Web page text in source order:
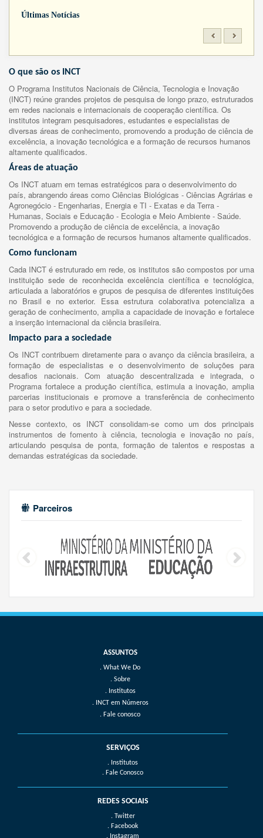
Últimas Notícias
O que são os INCT
O Programa Institutos Nacionais de Ciência, Tecnologia e Inovação
(INCT) reúne grandes projetos de pesquisa de longo prazo, estruturados
em redes nacionais e internacionais de cooperação científica. Os
institutos integram pesquisadores, estudantes e especialistas de
diversas áreas de conhecimento, promovendo a produção de ciência de
excelência, a inovação tecnológica e a formação de recursos humanos
altamente qualificados.
Áreas de atuação
Os INCT atuam em temas estratégicos para o desenvolvimento do
país, abrangendo áreas como Ciências Biológicas - Ciências Agrárias e
Agronegócio - Engenharias, Energia e TI - Exatas e da Terra -
Humanas, Sociais e Educação - Ecologia e Meio Ambiente - Saúde.
Promovendo a produção de ciência de excelência, a inovação
tecnológica e a formação de recursos humanos altamente qualificados.
Como funcionam
Cada INCT é estruturado em rede, os institutos são compostos por uma
instituição sede de reconhecida excelência científica e tecnológica,
articulada a laboratórios e grupos de pesquisa de diferentes instituições
no Brasil e no exterior. Essa estrutura colaborativa potencializa a
geração de conhecimento, amplia a capacidade de inovação e fortalece
a inserção internacional da ciência brasileira.
Impacto para a sociedade
Os INCT contribuem diretamente para o avanço da ciência brasileira, a
formação de especialistas e o desenvolvimento de soluções para
desafios nacionais. Com atuação descentralizada e integrada, o
Programa fortalece a produção científica, estimula a inovação, amplia
parcerias institucionais e promove a transferência de conhecimento
para o setor produtivo e para a sociedade.
Nesse contexto, os INCT consolidam-se como um dos principais
instrumentos de fomento à ciência, tecnologia e inovação no país,
articulando pesquisa de ponta, formação de talentos e respostas a
demandas estratégicas da sociedade.
Parceiros
What We Do
Sobre
Institutos
INCT em Números
Fale conosco
SERVIÇOS
. Institutos
. Fale Conosco
REDES SOCIAIS
. Twitter
. Facebook
. Instagram